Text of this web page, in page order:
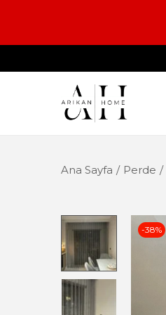
Ana Sayfa / Perde /
-38%